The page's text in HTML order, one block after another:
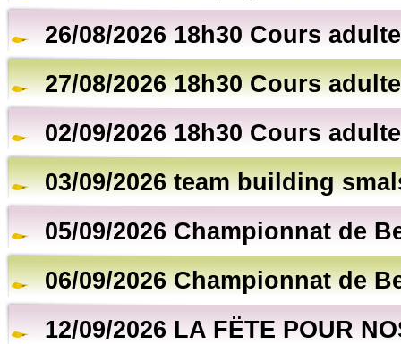
26/08/2026 18h30 Cours
27/08/2026 18h30 Cours
02/09/2026 18h30 Cours
03/09/2026 team building
05/09/2026 Championnat de
06/09/2026 Championnat de
12/09/2026 LA FËTE POUR